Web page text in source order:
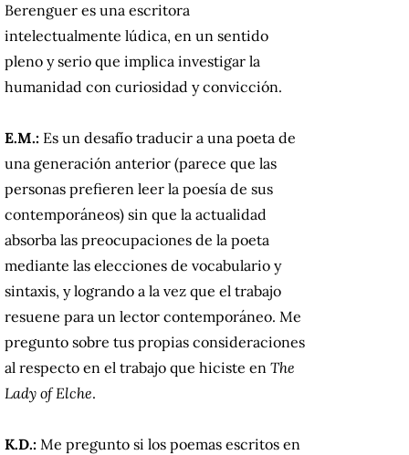
Berenguer es una escritora
intelectualmente lúdica, en un sentido
pleno y serio que implica investigar la
humanidad con curiosidad y convicción.
E.M.: Es un desafío traducir a una poeta de
una generación anterior (parece que las
personas prefieren leer la poesía de sus
contemporáneos) sin que la actualidad
absorba las preocupaciones de la poeta
mediante las elecciones de vocabulario y
sintaxis, y logrando a la vez que el trabajo
resuene para un lector contemporáneo. Me
pregunto sobre tus propias consideraciones
al respecto en el trabajo que hiciste en The
Lady of Elche.
K.D.: Me pregunto si los poemas escritos en